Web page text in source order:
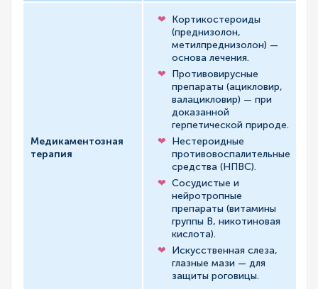
Медикаментозная
терапия
Кортикостероиды
(преднизолон,
метилпреднизолон) —
основа лечения.
Противовирусные
препараты (ацикловир,
валацикловир) — при
доказанной
герпетической природе.
Нестероидные
противовоспалительные
средства (НПВС).
Сосудистые и
нейротропные
препараты (витамины
группы B, никотиновая
кислота).
Искусственная слеза,
глазные мази — для
защиты роговицы.